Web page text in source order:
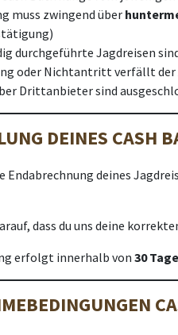
muss zwingend über
durchgeführte Jagdreisen
oder Nichtantritt verfällt der
Drittanbieter sind
DEINES CASH
Endabrechnung deines
dass du uns deine
erfolgt innerhalb von 30